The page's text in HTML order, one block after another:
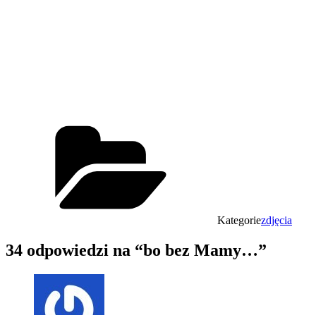
Kategoriezdjęcia
34 odpowiedzi na “bo bez Mamy…”